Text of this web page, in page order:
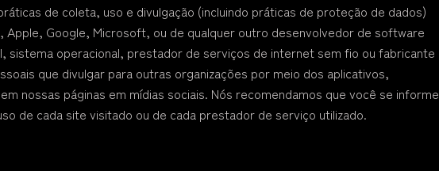
de coleta, uso e divulgação (incluindo práticas de proteção de dados)
Apple, Google, Microsoft, ou de qualquer outro desenvolvedor de software
sistema operacional, prestador de serviços de internet sem fio ou fabricante
que divulgar para outras organizações por meio dos aplicativos,
nossas páginas em mídias sociais. Nós recomendamos que você se informe
de cada site visitado ou de cada prestador de serviço utilizado.